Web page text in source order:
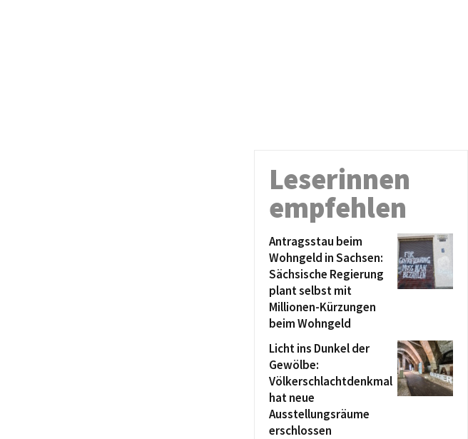
Leserinnen
empfehlen
Antragsstau beim
Wohngeld in Sachsen:
Sächsische Regierung
plant selbst mit
Millionen-Kürzungen
beim Wohngeld
Licht ins Dunkel der
Gewölbe:
Völkerschlachtdenkmal
hat neue
Ausstellungsräume
erschlossen